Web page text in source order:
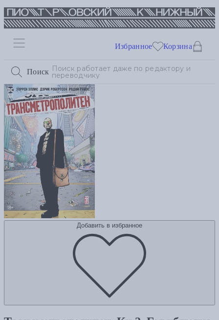
Поиск
Избранное Корзина
Добавить в избранное